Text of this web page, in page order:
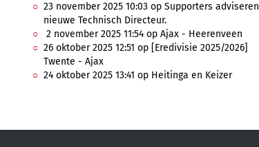
23 november 2025 10:03 op Supporters adviseren
nieuwe Technisch Directeur.
2 november 2025 11:54 op Ajax - Heerenveen
26 oktober 2025 12:51 op [Eredivisie 2025/2026]
Twente - Ajax
24 oktober 2025 13:41 op Heitinga en Keizer